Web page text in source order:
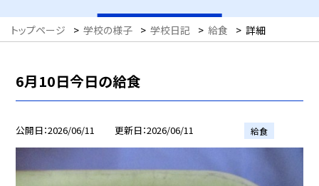
トップページ > 学校の様子 > 学校日記 > 給食 > 詳細
6月10日今日の給食
公開日 2026/06/11 更新日 2026/06/11 給食